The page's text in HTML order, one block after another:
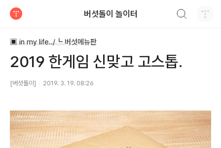
버섯돌이 놀이터
▣ in my life../┗ 버섯메뉴판
2019 한게임 신맞고 고스톱.
[버섯돌이] 2019. 3. 19. 08:26